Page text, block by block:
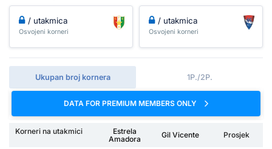
/ utakmica
Osvojeni korneri
/ utakmica
Osvojeni korneri
Ukupan broj kornera 1P./2P.
DATA FOR PREMIUM MEMBERS ONLY
Korneri na utakmici
Estrela
Amadora
Gil Vicente Prosjek